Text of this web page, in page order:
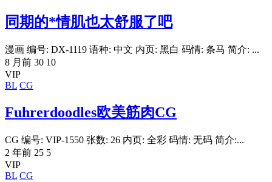
同期的*情肌也太舒服了吧
漫画 编号: DX-1119 语种: 中文 内页: 黑白 码情: 条马 简介: ...
8 月前 30 10
VIP
BL CG
Fuhrerdoodles欧美筋肉CG
CG 编号: VIP-1550 张数: 26 内页: 全彩 码情: 无码 简介:...
2 年前 25 5
VIP
BL CG